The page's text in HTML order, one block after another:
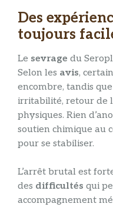
Des
toujours
Le sevrage du
Selon les avis,
encombre, tandis
irritabilité, retour de
physiques. Rien
soutien chimique au
pour se stabiliser.
L’arrêt brutal est
des difficultés qui
accompagnement